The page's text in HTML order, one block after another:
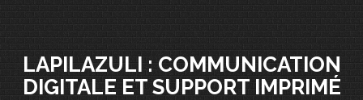
LAPILAZULI : COMMUNICATION
DIGITALE ET SUPPORT IMPRIMÉ